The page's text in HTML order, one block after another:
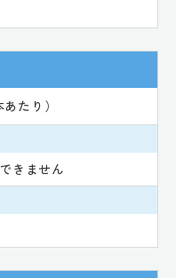
たり）
きません